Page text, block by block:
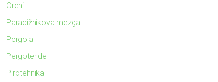
Orehi
Paradižnikova mezga
Pergola
Pergotende
Pirotehnika